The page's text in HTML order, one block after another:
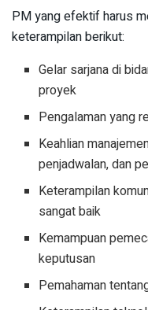
PM yang efektif harus
keterampilan berikut:
Gelar sarjana di
proyek
Pengalaman yang
Keahlian
penjadwalan, dan
Keterampilan
sangat baik
Kemampuan
keputusan
Pemahaman